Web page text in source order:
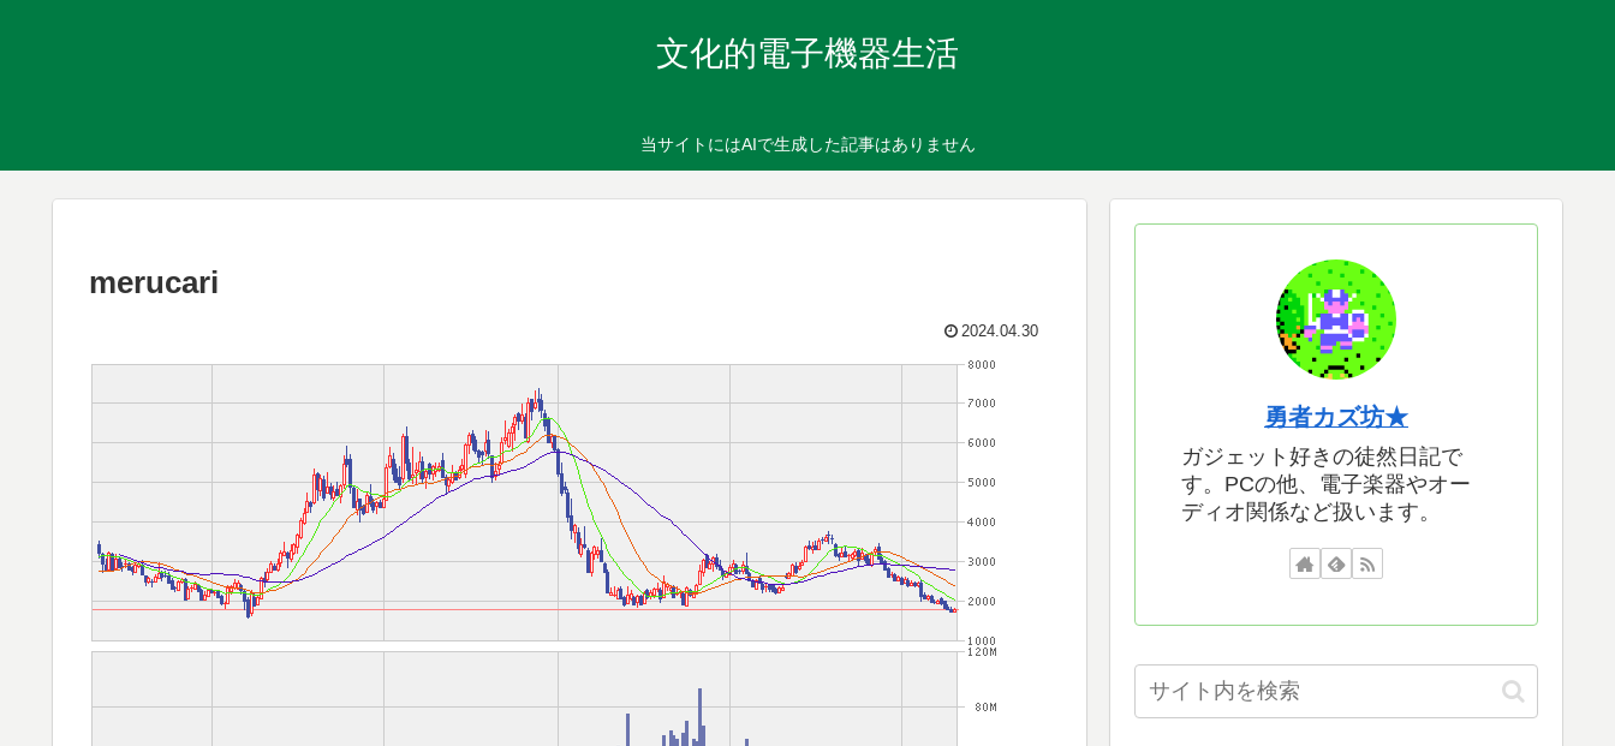
文化的電子機器生活
当サイトにはAIで生成した記事はありません
merucari
2024.04.30
勇者カズ坊★
ガジェット好きの徒然日記で
す。PCの他、電子楽器やオー
ディオ関係など扱います。